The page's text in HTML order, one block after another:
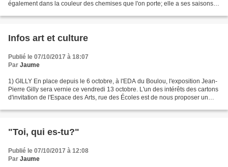
également dans la couleur des chemises que l'on porte; elle a ses saisons la
Infos art et culture
Publié le 07/10/2017 à 18:07
Par Jaume
1) GILLY En place depuis le 6 octobre, à l'EDA du Boulou, l'exposition Jean-
Pierre Gilly sera vernie ce vendredi 13 octobre. L'un des intérêts des cartons
d'invitation de l'Espace des Arts, rue des Écoles est de nous proposer un
"Toi, qui es-tu?"
Publié le 07/10/2017 à 12:08
Par Jaume